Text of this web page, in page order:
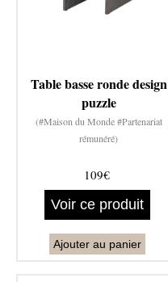
Table basse ronde design
puzzle
(#Maison du Monde #Partenariat
rémunéré)
109€
Voir ce produit
Ajouter au panier